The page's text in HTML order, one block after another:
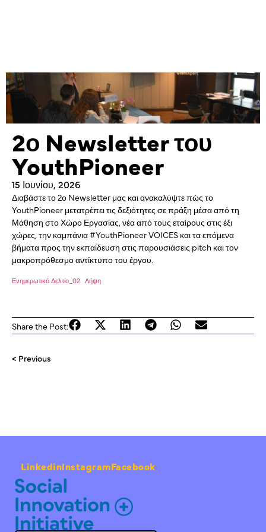
2ο Newsletter του
YouthPioneer
15 Ιουνίου, 2026
Διαβάστε το 2ο Newsletter μας και ανακαλύψτε πώς το
YouthPioneer μετατρέπει τις δεξιότητες σε πράξη μέσα από τη
Μάθηση στο Χώρο Εργασίας, νέα από τους εταίρους στις έξι
χώρες, την καμπάνια #YouthPioneer VOICES και τα επόμενα
βήματα προς την εκπαίδευση στις παρουσιάσεις pitch και τον
μακροπρόθεσμο αντίκτυπο του έργου.
Ενημερωτικό Δελτίο_02 Λήψη
Share the Post:
< Previous
LinkedinInstagramFacebook